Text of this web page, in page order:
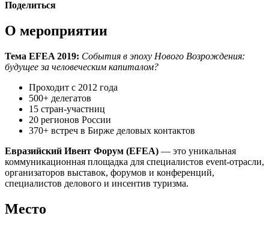
Поделиться
О мероприятии
Тема EFEA 2019: События в эпоху Нового Возрождения:
будущее за человеческим капиталом?
Проходит с 2012 года
500+ делегатов
15 стран-участниц
20 регионов России
370+ встреч в Бирже деловых контактов
Евразийский Ивент Форум (EFEA) — это уникальная
коммуникационная площадка для специалистов event-отрасли,
организаторов выставок, форумов и конференций,
специалистов делового и инсентив туризма.
Место